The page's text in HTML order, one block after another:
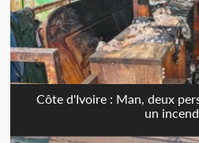
Côte d'Ivoire : Man, deux
un